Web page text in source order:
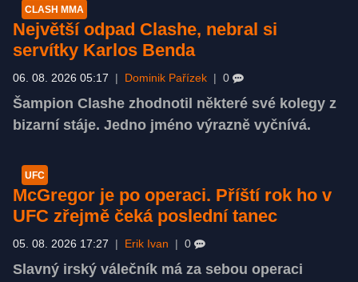
CLASH MMA
Největší odpad Clashe, nebral si
servítky Karlos Benda
06. 08. 2026 05:17 Dominik Pařízek 0
Šampion Clashe zhodnotil některé své kolegy z
bizarní stáje. Jedno jméno výrazně vyčnívá.
UFC
McGregor je po operaci. Příští rok ho v
UFC zřejmě čeká poslední tanec
05. 08. 2026 17:27 Erik Ivan 0
Slavný irský válečník má za sebou operaci